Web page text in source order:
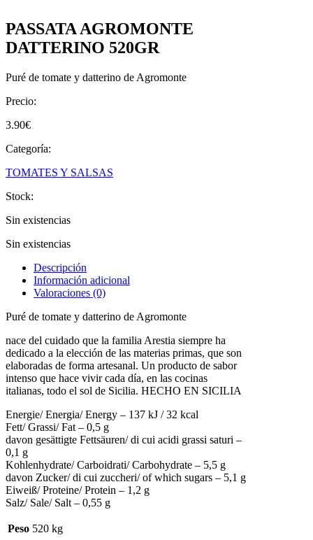
PASSATA AGROMONTE
DATTERINO 520GR
Puré de tomate y datterino de Agromonte
Precio:
3.90€
Categoría:
TOMATES Y SALSAS
Stock:
Sin existencias
Sin existencias
Descripción
Información adicional
Valoraciones (0)
Puré de tomate y datterino de Agromonte
nace del cuidado que la familia Arestia siempre ha
dedicado a la elección de las materias primas, que son
elaboradas de forma artesanal. Un producto de sabor
intenso que hace vivir cada día, en las cocinas
italianas, todo el sol de Sicilia. HECHO EN SICILIA
Energie/ Energia/ Energy – 137 kJ / 32 kcal
Fett/ Grassi/ Fat – 0,5 g
davon gesättigte Fettsäuren/ di cui acidi grassi saturi –
0,1 g
Kohlenhydrate/ Carboidrati/ Carbohydrate – 5,5 g
davon Zucker/ di cui zuccheri/ of which sugars – 5,1 g
Eiweiß/ Proteine/ Protein – 1,2 g
Salz/ Sale/ Salt – 0,55 g
Peso 520 kg